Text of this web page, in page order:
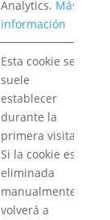
Analytics. Más
información
Esta cookie se
suele
establecer
durante la
primera visita.
Si la cookie es
eliminada
manualmente,
volverá a